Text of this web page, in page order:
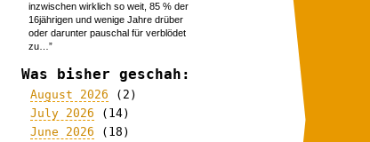
inzwischen wirklich so weit, 85 % der
16jährigen und wenige Jahre drüber
oder darunter pauschal für verblödet
zu… ”
Was bisher geschah:
August 2026 (2)
July 2026 (14)
June 2026 (18)